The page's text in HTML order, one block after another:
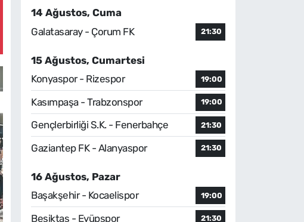
14 Ağustos, Cuma
Galatasaray - Çorum FK
21:30
15 Ağustos, Cumartesi
Konyaspor - Rizespor
19:00
Kasımpaşa - Trabzonspor 19:00
Gençlerbirliği S.K. - Fenerbahçe 21:30
Gaziantep FK - Alanyaspor 21:30
16 Ağustos, Pazar
Başakşehir - Kocaelispor
19:00
Beşiktaş - Eyüpspor 21:30